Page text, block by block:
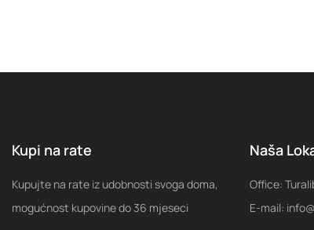
Kupi na rate
Kupujte na rate iz udobnosti svoga doma,
mogućnost kupovine do 36 mjeseci
Naša
Office:
E-mail: